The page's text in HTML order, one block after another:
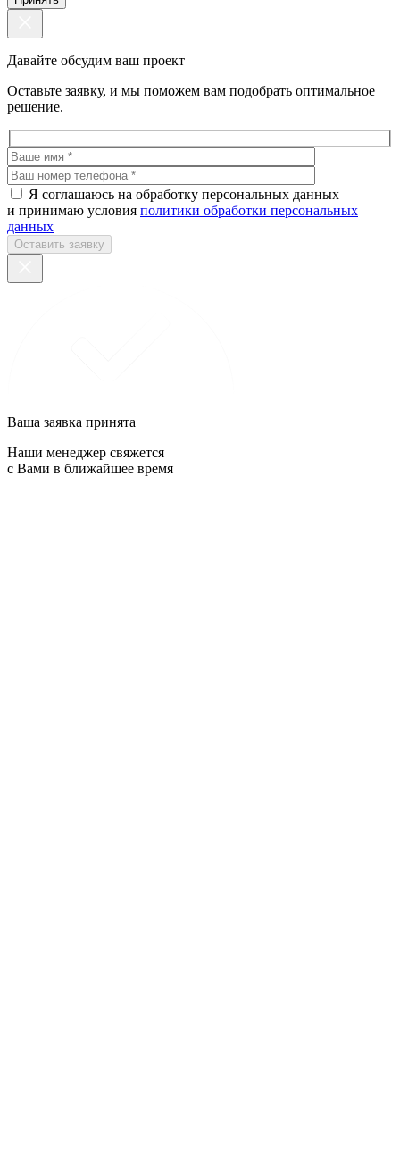
Давайте обсудим ваш проект
Оставьте заявку, и мы поможем вам подобрать оптимальное
решение.
Я соглашаюсь на обработку персональных данных
и принимаю условия политики обработки персональных
данных
Оставить заявку
Ваша заявка принята
Наши менеджер свяжется
с Вами в ближайшее время